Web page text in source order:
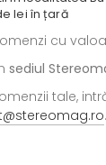
lei în țară
cu
sediul
tale,
.